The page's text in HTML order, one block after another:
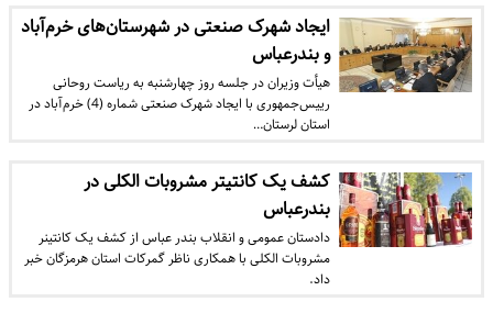
ایجاد شهرک صنعتی در شهرستان‌های خرم‌آباد
و بندرعباس
هیأت وزیران در جلسه روز چهارشنبه به ریاست روحانی
رییس‌جمهوری با ایجاد شهرک صنعتی شماره (4) خرم‌آباد در
استان لرستان…
کشف یک کانتیتر مشروبات الکلی در
بندرعباس
دادستان عمومی و انقلاب بندر عباس از کشف یک کانتینر
مشروبات الکلی با همکاری ناظر گمرکات استان هرمزگان خبر
داد.